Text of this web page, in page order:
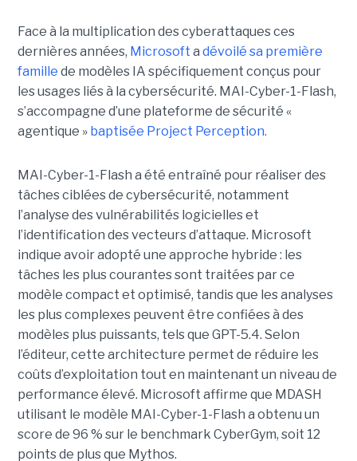
Face à la multiplication des cyberattaques ces
dernières années, Microsoft a dévoilé sa première
famille de modèles IA spécifiquement conçus pour
les usages liés à la cybersécurité. MAI-Cyber-1-Flash,
s’accompagne d’une plateforme de sécurité «
agentique » baptisée Project Perception.
MAI-Cyber-1-Flash a été entraîné pour réaliser des
tâches ciblées de cybersécurité, notamment
l’analyse des vulnérabilités logicielles et
l’identification des vecteurs d’attaque. Microsoft
indique avoir adopté une approche hybride : les
tâches les plus courantes sont traitées par ce
modèle compact et optimisé, tandis que les analyses
les plus complexes peuvent être confiées à des
modèles plus puissants, tels que GPT-5.4. Selon
l’éditeur, cette architecture permet de réduire les
coûts d’exploitation tout en maintenant un niveau de
performance élevé. Microsoft affirme que MDASH
utilisant le modèle MAI-Cyber-1-Flash a obtenu un
score de 96 % sur le benchmark CyberGym, soit 12
points de plus que Mythos.